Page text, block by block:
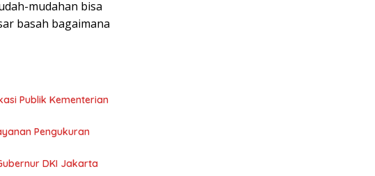
mudahan bisa
basah bagaimana
Publik Kementerian
Pengukuran
DKI Jakarta